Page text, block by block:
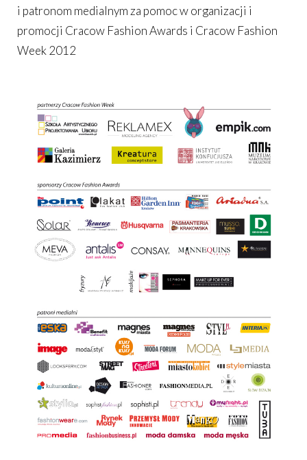
i patronom medialnym za pomoc w organizacji i
promocji Cracow Fashion Awards i Cracow Fashion
Week 2012